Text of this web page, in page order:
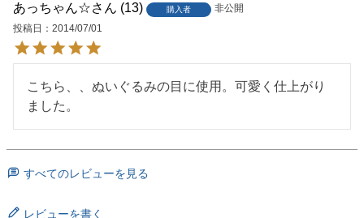
あっちゃん☆ 13 購入者
非公開
投稿日
2014/07/01
こちら、、ぬいぐるみの目に使用。可愛く仕上がり
ました。
すべてのレビューを見る
レビューを書く